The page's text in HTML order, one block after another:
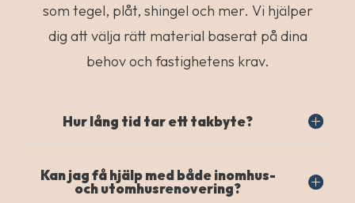
som tegel, plåt, shingel och mer. Vi hjälper
dig att välja rätt material baserat på dina
behov och fastighetens krav.
Hur lång tid tar ett takbyte?
Kan jag få hjälp med både inomhus-
och utomhusrenovering?